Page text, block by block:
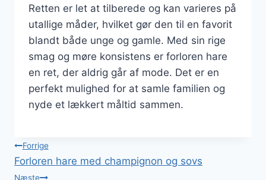
Retten er let at tilberede og kan varieres på
utallige måder, hvilket gør den til en favorit
blandt både unge og gamle. Med sin rige
smag og møre konsistens er forloren hare
en ret, der aldrig går af mode. Det er en
perfekt mulighed for at samle familien og
nyde et lækkert måltid sammen.
Indlægsnavigation
Forrige
Forloren hare med champignon og sovs
Næste